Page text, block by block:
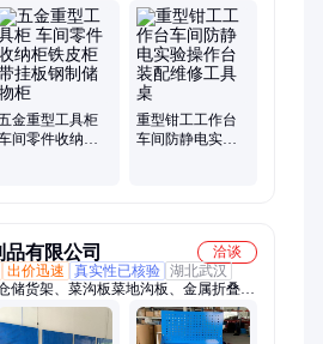
刀具车、仓储货架、模具架、不锈钢工
件样品柜、不锈钢工具柜、员工更衣
作台、超市货物陈列架
金重型工具柜
间零件收纳柜
重型钳工工作台
车间防静电实验
有限公司
洽谈
出价迅速 真实性已核验 湖北武汉
储货架、菜沟板菜地沟板、金属折叠料
、pvc发泡花箱、重型钳工台、abs塑料
具柜储物柜、电动工具充电柜、抽屉式